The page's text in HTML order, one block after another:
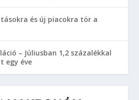
és új piacokra tör a
– Júliusban 1,2 százalékkal
egy éve